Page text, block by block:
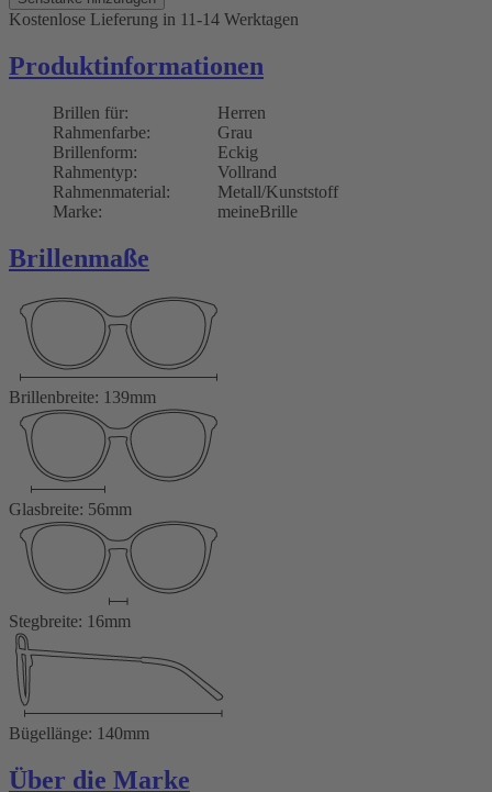
Kostenlose Lieferung in 11-14 Werktagen
Produktinformationen
Brillen für:
Herren
Rahmenfarbe:
Grau
Brillenform:
Eckig
Rahmentyp:
Vollrand
Rahmenmaterial:
Metall/Kunststoff
Marke:
meineBrille
Brillenmaße
Brillenbreite: 139mm
Glasbreite: 56mm
Stegbreite: 16mm
Bügellänge: 140mm
Über die Marke